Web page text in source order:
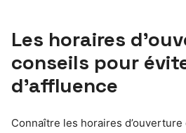
Les horaires
conseils pour
d’affluence
Connaître les horaires